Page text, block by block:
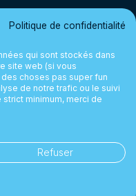
Politique de confidentialité
qui sont stockés dans
site web (si vous
choses pas super fun
de notre trafic ou le suivi
minimum, merci de
Refuser